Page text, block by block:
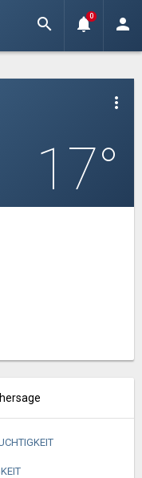
search notifications
0 person
more_vert
17°